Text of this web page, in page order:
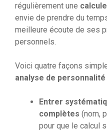
régulièrement une
envie de prendre du
meilleure écoute de ses
personnels.
Voici quatre façons
analyse de personnalité
Entrer
complètes (nom,
pour que le calcul